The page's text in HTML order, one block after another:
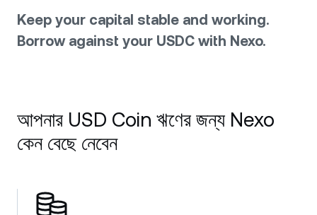
Keep your capital stable and working.
Borrow against your USDC with Nexo.
আপনার USD Coin ঋণের জন্য Nexo
কেন বেছে নেবেন